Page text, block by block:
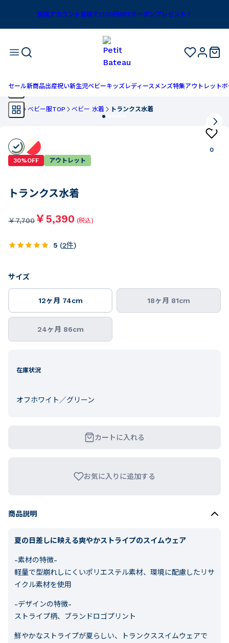
新規アカウント登録で1,100円OFFクーポンプレゼント！
セール新商品出産祝い新生児ベビーキッズ レディースメンズ特集アウトレットボ
TOP ベビー服TOP ベビー 水着 トランクス水着
0
30%OFF
アウトレット
トランクス水着
￥7,700￥5,390 (税込)
5 (2件)
サイズ
12ヶ月 74cm 18ヶ月 81cm
24ヶ月 86cm
在庫状況
オフホワイト／グリーン
カートに入れる
お気に入りに追加する
商品説明
夏の日差しに映える爽やかストライプのスイムウェア
-素材の特徴-
軽量で型崩れしにくいポリエステル素材、環境に配慮したリサ
イクル素材を使用
-デザインの特徴-
ストライプ柄、ブランドロゴプリント
鮮やかなストライプが夏らしい、トランクススイムウェアで